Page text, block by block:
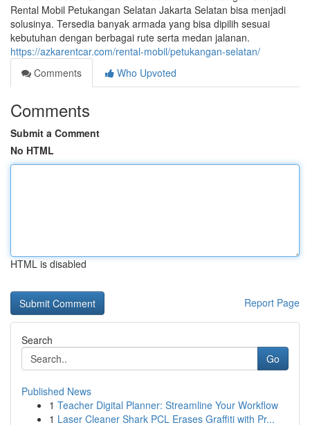
Rental Mobil Petukangan Selatan Jakarta Selatan bisa menjadi
solusinya. Tersedia banyak armada yang bisa dipilih sesuai
kebutuhan dengan berbagai rute serta medan jalanan.
https://azkarentcar.com/rental-mobil/petukangan-selatan/
Comments
Who Upvoted
Comments
Submit a Comment
No HTML
HTML is disabled
Report Page
Search
Go
Published News
1 Teacher Digital Planner: Streamline Your Workflow
1 Laser Cleaner Shark PCL Erases Graffiti with Pr...